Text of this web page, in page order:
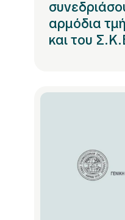
αρμόδια
και του